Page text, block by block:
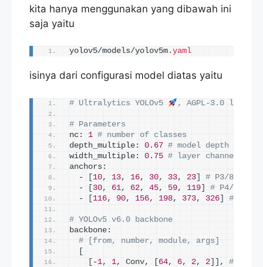
kita hanya menggunakan yang dibawah ini
saja yaitu
yolov5/models/yolov5m. yaml
isinya dari configurasi model diatas yaitu
# Ultralytics YOLOv5 , AGPL-3.0 license
# Parameters
nc: 1 # number of classes
depth_multiple: 0.67 # model depth
width_multiple: 0.75 # layer channel
anchors:
  -
[10, 13, 16, 30, 33, 23]
# P3/8
  -
[30, 61, 62, 45, 59, 119]
# P4/16
  -
[116, 90, 156, 198, 373, 326] # P5/32
# YOLOv5 v6.0 backbone
backbone:
# [from, number, module, args]
[
[ -1, 1, Conv, [64, 6, 2, 2]] , # 0-P1/